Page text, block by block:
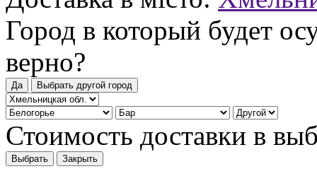
Город в который будет
верно?
Да Выбрать другой город
Стоимость доставки в
Выбрать Закрыть